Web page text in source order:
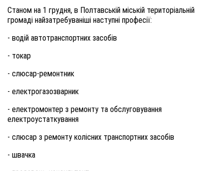
Станом на 1 грудня, в Полтавській міській територіальній
громаді найзатребуваніші наступні професії:
- водій автотранспортних засобів
- токар
- слюсар-ремонтник
- електрогазозварник
- електромонтер з ремонту та обслуговування
електроустаткування
- слюсар з ремонту колісних транспортних засобів
- швачка